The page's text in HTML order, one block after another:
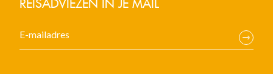
REISADVIEZEN IN JE MAIL